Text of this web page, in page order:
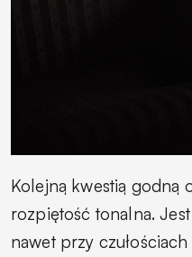
Kolejną kwestią godną
rozpiętość tonalna.
nawet przy